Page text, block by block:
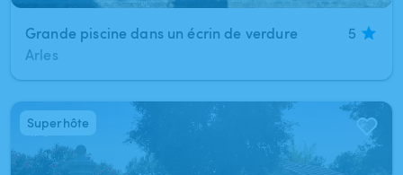
Grande piscine dans un écrin de verdure
5
Arles
1/8
Superhôte